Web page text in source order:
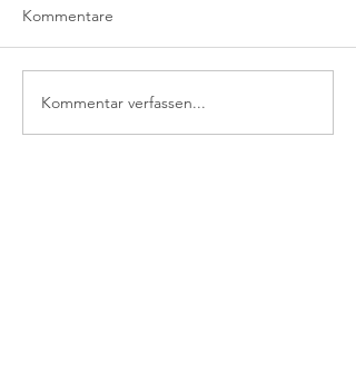
Kommentare
Kommentar verfassen...